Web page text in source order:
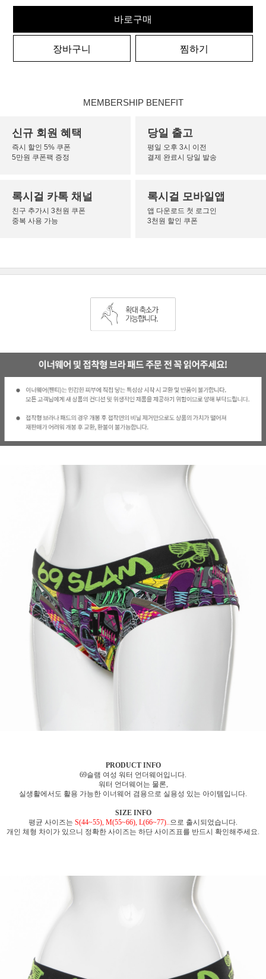
바로구매
장바구니 찜하기
MEMBERSHIP BENEFIT
신규 회원 혜택
즉시 할인 5% 쿠폰
5만원 쿠폰팩 증정
당일 출고
평일 오후 3시 이전
결제 완료시 당일 발송
록시걸 카톡 채널
친구 추가시 3천원 쿠폰
중복 사용 가능
록시걸 모바일앱
앱 다운로드 첫 로그인
3천원 할인 쿠폰
PRODUCT INFO
69슬램 여성 워터 언더웨어입니다.
워터 언더웨어는 물론,
실생활에서도 활용 가능한 이너웨어 겸용으로 실용성 있는 아이템입니다.
SIZE INFO
평균 사이즈는 S(44~55), M(55~66), L(66~77)..으로 출시되었습니다.
개인 체형 차이가 있으니 정확한 사이즈는 하단 사이즈표를 반드시 확인해주세요.